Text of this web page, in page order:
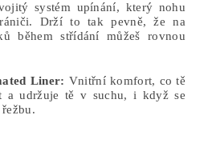
systém upínání, který nohu
Drží to tak pevně, že na
během střídání můžeš rovnou
Liner: Vnitřní komfort, co tě
a udržuje tě v suchu, i když se